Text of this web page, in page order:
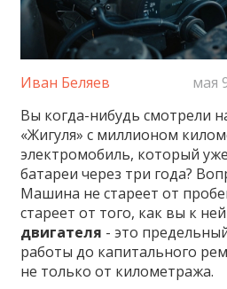
Иван Беляев мая
Вы когда-нибудь смотрели
«Жигуля» с миллионом
электромобиль, который
батареи через три года?
Машина не стареет от
стареет от того, как вы к
двигателя - это
работы до капитального
не только от километража.